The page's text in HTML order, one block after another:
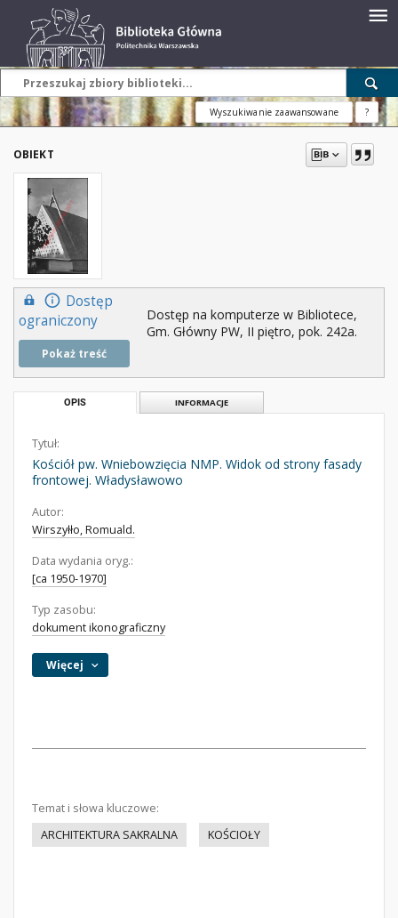
Wyszukiwanie zaawansowane ?
OBIEKT
Dostęp
ograniczony
Pokaż treść
Dostęp na komputerze w Bibliotece,
Gm. Główny PW, II piętro, pok. 242a.
OPIS INFORMACJE
Tytuł:
Kościół pw. Wniebowzięcia NMP. Widok od strony fasady
frontowej. Władysławowo
Autor:
Wirszyłło, Romuald.
Data wydania oryg.:
[ca 1950-1970]
Typ zasobu:
dokument ikonograficzny
Więcej
Temat i słowa kluczowe:
ARCHITEKTURA SAKRALNA
KOŚCIOŁY